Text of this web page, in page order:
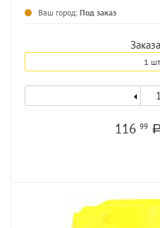
Ваш город: Под заказ
1
11699 a